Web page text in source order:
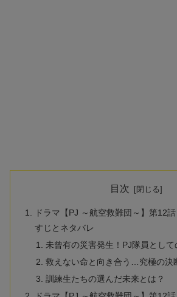
目次
ドラマ【PJ ～航空救難団～】第12
すじとネタバレ
未曾有の災害発生！PJ隊員として
救えない命と向き合う…究極の決
訓練生たちの選んだ未来とは？